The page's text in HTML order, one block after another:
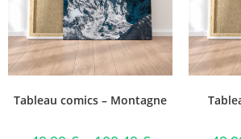
Tableau comics – Montagne